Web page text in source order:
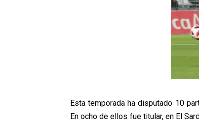
Esta temporada ha disputado 10
En ocho de ellos fue titular, en El